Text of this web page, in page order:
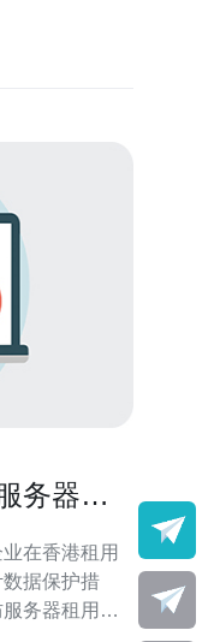
务器租
在香港租用
据保护措
务器租用的